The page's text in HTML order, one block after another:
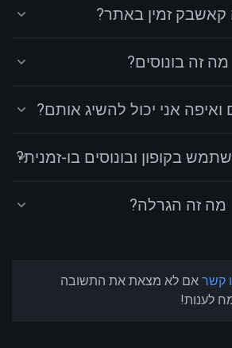
קאשבק זמין באתר?
מה זה בונוסים?
ואיפה אני יכול להשיג אותם?
בקופון ובונוסים בו-זמנית?
מה זה הגרלה?
קשר אם לא מצאת את התשובה
לענות!